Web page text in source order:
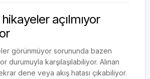
açılmıyor
görünmüyor sorununda bazen
durumuyla karşılaşılabiliyor. Alınan
dene veya akış hatası çıkabiliyor.